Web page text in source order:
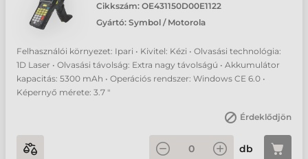
Cikkszám: OE431150D00E1122
Gyártó: Symbol / Motorola
Felhasználói környezet: Ipari • Kivitel: Kézi • Olvasási technológia:
1D Laser • Olvasási távolság: Extra nagy távolságú • Akkumulátor
kapacitás: 5300 mAh • Operációs rendszer: Windows CE 6.0 •
Képernyő mérete: 3.7 "
Érdeklődjön
db